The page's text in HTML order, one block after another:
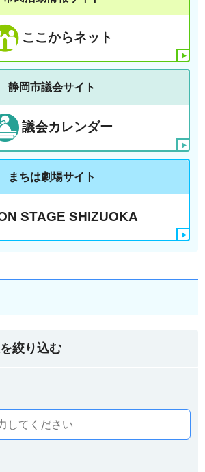
ここからネット
静岡市議会サイト
議会カレンダー
まちは劇場サイト
STAGE SHIZUOKA
絞り込む